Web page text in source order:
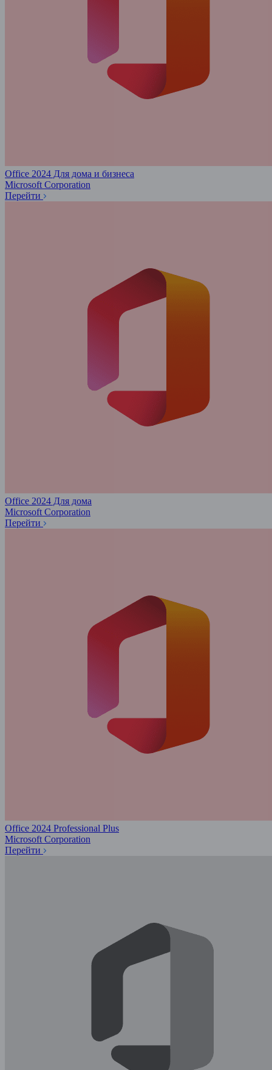
Office 2024 Для дома и бизнеса
Microsoft Corporation
Перейти
Office 2024 Для дома
Microsoft Corporation
Перейти
Office 2024 Professional Plus
Microsoft Corporation
Перейти